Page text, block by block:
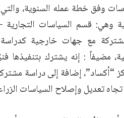
وفق خطة عمله السنوية،
وهي: قسم السياسات التجارية
مشتركة مع جهات خارجية
مضيفاً : إنه يشترك بتنفيذها
“أكساد”، إضافة إلى دراسة
تعديل وإصلاح السياسات